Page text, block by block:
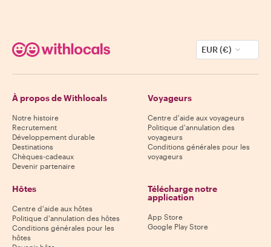
EUR (€)
À propos de Withlocals
Notre histoire
Recrutement
Développement durable
Destinations
Chèques-cadeaux
Devenir partenaire
Voyageurs
Centre d'aide aux voyageurs
Politique d'annulation des
voyageurs
Conditions générales pour les
voyageurs
Hôtes
Centre d'aide aux hôtes
Politique d'annulation des hôtes
Conditions générales pour les
hôtes
Télécharge notre
application
App Store
Google Play Store